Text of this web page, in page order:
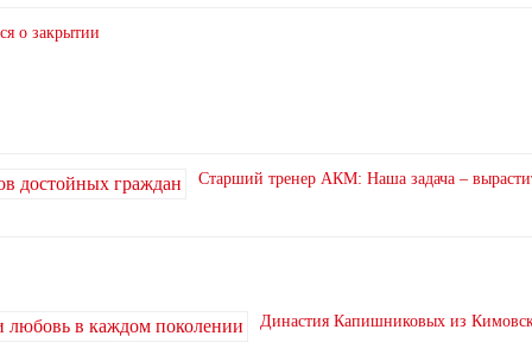
о закрытии
Старший тренер АКМ: Наша задача –
Династия Капишниковых из